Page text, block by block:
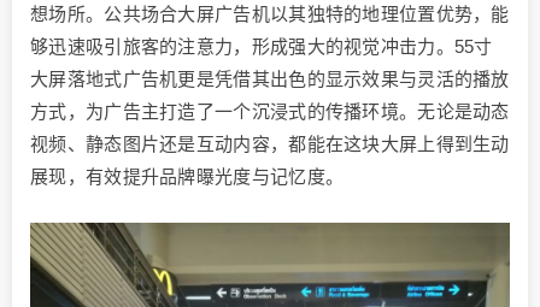
想场所。公共场合大屏广告机以其独特的地理位置优势，能
够迅速吸引旅客的注意力，形成强大的视觉冲击力。55寸
大屏落地式广告机更是凭借其出色的显示效果与灵活的播放
方式，为广告主打造了一个沉浸式的传播环境。无论是动态
视频、静态图片还是互动内容，都能在这块大屏上得到生动
展现，有效提升品牌曝光度与记忆度。